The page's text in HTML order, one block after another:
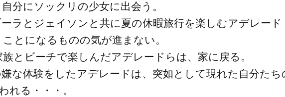
分にソックリの少女に出会う。
ラとジェイソンと共に夏の休暇旅行を楽しむアデレード
とになるものの気が進まない。
とビーチで楽しんだアデレードらは、家に戻る。
な体験をしたアデレードは、突如として現れた自分たち
れる・・・。